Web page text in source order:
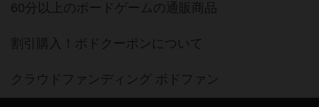
60分以上のボードゲームの通販商品
割引購入！ボドクーポンについて
クラウドファンディング ボドファン